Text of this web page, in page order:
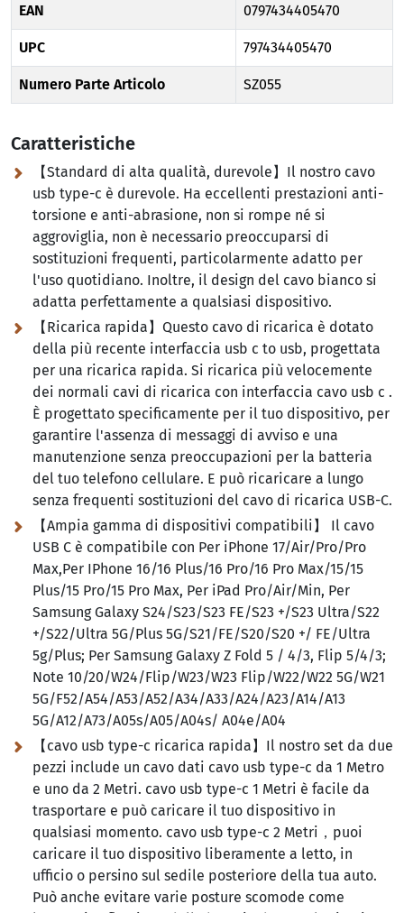
EAN 0797434405470
UPC 797434405470
Numero Parte Articolo SZ055
Caratteristiche
【Standard di alta qualità, durevole】Il nostro cavo
usb type-c è durevole. Ha eccellenti prestazioni anti-
torsione e anti-abrasione, non si rompe né si
aggroviglia, non è necessario preoccuparsi di
sostituzioni frequenti, particolarmente adatto per
l'uso quotidiano. Inoltre, il design del cavo bianco si
adatta perfettamente a qualsiasi dispositivo.
【Ricarica rapida】Questo cavo di ricarica è dotato
della più recente interfaccia usb c to usb, progettata
per una ricarica rapida. Si ricarica più velocemente
dei normali cavi di ricarica con interfaccia cavo usb c .
È progettato specificamente per il tuo dispositivo, per
garantire l'assenza di messaggi di avviso e una
manutenzione senza preoccupazioni per la batteria
del tuo telefono cellulare. E può ricaricare a lungo
senza frequenti sostituzioni del cavo di ricarica USB-C.
【Ampia gamma di dispositivi compatibili】 Il cavo
USB C è compatibile con Per iPhone 17/Air/Pro/Pro
Max,Per IPhone 16/16 Plus/16 Pro/16 Pro Max/15/15
Plus/15 Pro/15 Pro Max, Per iPad Pro/Air/Min, Per
Samsung Galaxy S24/S23/S23 FE/S23 +/S23 Ultra/S22
+/S22/Ultra 5G/Plus 5G/S21/FE/S20/S20 +/ FE/Ultra
5g/Plus; Per Samsung Galaxy Z Fold 5 / 4/3, Flip 5/4/3;
Note 10/20/W24/Flip/W23/W23 Flip/W22/W22 5G/W21
5G/F52/A54/A53/A52/A34/A33/A24/A23/A14/A13
5G/A12/A73/A05s/A05/A04s/ A04e/A04
【cavo usb type-c ricarica rapida】Il nostro set da due
pezzi include un cavo dati cavo usb type-c da 1 Metro
e uno da 2 Metri. cavo usb type-c 1 Metri è facile da
trasportare e può caricare il tuo dispositivo in
qualsiasi momento. cavo usb type-c 2 Metri，puoi
caricare il tuo dispositivo liberamente a letto, in
ufficio o persino sul sedile posteriore della tua auto.
Può anche evitare varie posture scomode come